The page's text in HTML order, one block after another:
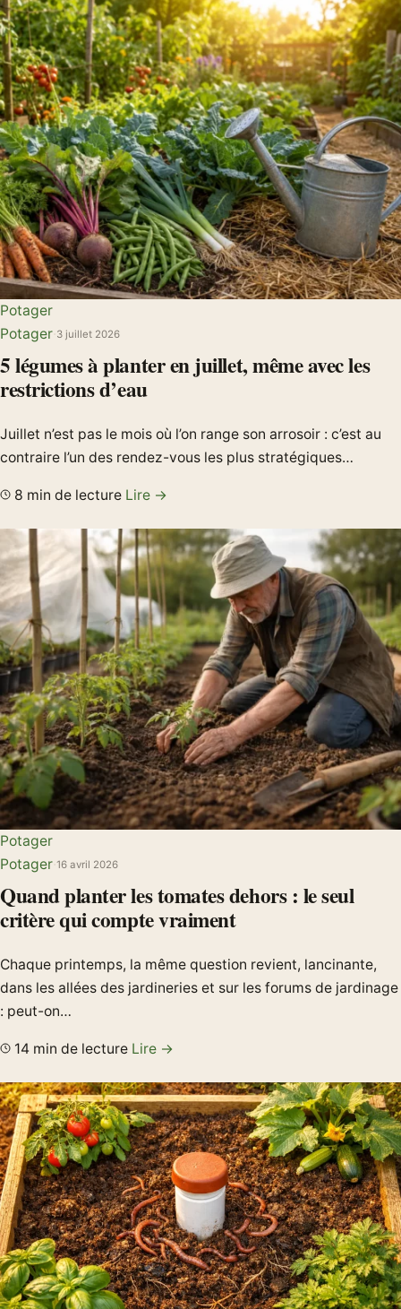
Potager
Potager 3 juillet 2026
5 légumes à planter en juillet, même avec les
restrictions d’eau
Juillet n’est pas le mois où l’on range son arrosoir : c’est au
contraire l’un des rendez-vous les plus stratégiques…
8 min de lecture Lire →
Potager
Potager 16 avril 2026
Quand planter les tomates dehors : le seul
critère qui compte vraiment
Chaque printemps, la même question revient, lancinante,
dans les allées des jardineries et sur les forums de jardinage
: peut-on…
14 min de lecture Lire →